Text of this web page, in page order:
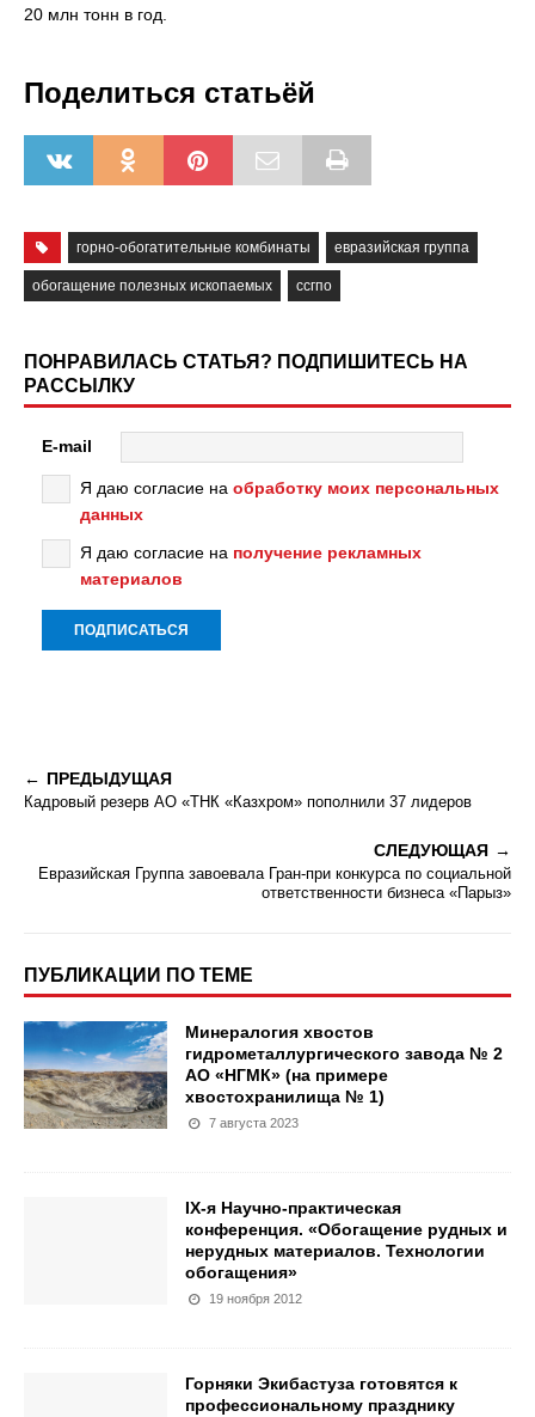
20 млн тонн в год.
Поделиться статьёй
горно-обогатительные комбинаты евразийская группа
обогащение полезных ископаемых ссгпо
ПОНРАВИЛАСЬ СТАТЬЯ? ПОДПИШИТЕСЬ НА
РАССЫЛКУ
E-mail
Я даю согласие на обработку моих персональных
данных
Я даю согласие на получение рекламных
материалов
ПРЕДЫДУЩАЯ
Кадровый резерв АО «ТНК «Казхром» пополнили 37 лидеров
СЛЕДУЮЩАЯ
Евразийская Группа завоевала Гран-при конкурса по социальной
ответственности бизнеса «Парыз»
ПУБЛИКАЦИИ ПО ТЕМЕ
Минералогия хвостов
гидрометаллургического завода № 2
АО «НГМК» (на примере
хвостохранилища № 1)
7 августа 2023
IX-я Научно-практическая
конференция. «Обогащение рудных и
нерудных материалов. Технологии
обогащения»
19 ноября 2012
Горняки Экибастуза готовятся к
профессиональному празднику